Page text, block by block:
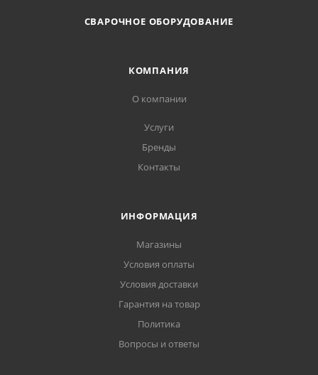
СВАРОЧНОЕ ОБОРУДОВАНИЕ
КОМПАНИЯ
О компании
Услуги
Бренды
Контакты
ИНФОРМАЦИЯ
Магазины
Условия оплаты
Условия доставки
Гарантия на товар
Политика
Вопросы и ответы